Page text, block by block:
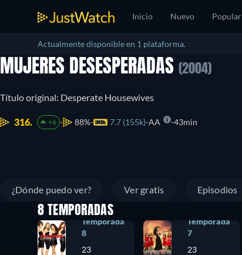
Inicio Nuevo Popular
Actualmente disponible en 1 plataforma.
MUJERES DESESPERADAS (2004)
Título original: Desperate Housewives
316. +6 88% 7.7 (155k) AA 43min
¿Dónde puedo ver? Ver gratis Episodios
8 TEMPORADAS
Temporada
8
23
Temporada
7
23